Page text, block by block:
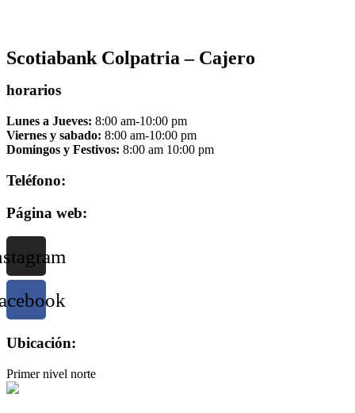
Scotiabank Colpatria – Cajero
horarios
Lunes a Jueves: 8:00 am-10:00 pm
Viernes y sabado: 8:00 am-10:00 pm
Domingos y Festivos: 8:00 am 10:00 pm
Teléfono:
Página web:
Ubicación:
Primer nivel norte